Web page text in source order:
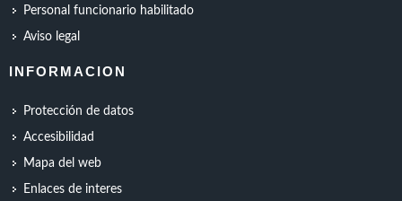
Personal funcionario habilitado
Aviso legal
INFORMACION
Protección de datos
Accesibilidad
Mapa del web
Enlaces de interes